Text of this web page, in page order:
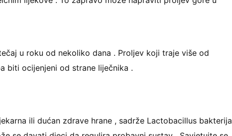
u roku od nekoliko dana . Proljev koji traje više od
biti ocijenjeni od strane liječnika .
ili dućan zdrave hrane , sadrže Lactobacillus bakterija